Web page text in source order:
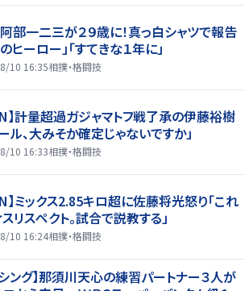
部一二三が２９歳に！真っ白シャツで報告
ヒーロー」「すてきな１年に」
10 16:35相撲・格闘技
】計量超過ガジャマトフ戦了承の伊藤裕樹
ル、大みそか確定じゃないですか」
10 16:33相撲・格闘技
】ミックス2.85キロ超に佐藤将光怒り「これ
リスペクト。試合で説教する」
10 16:24相撲・格闘技
シング】那須川天心の練習パートナー３人が